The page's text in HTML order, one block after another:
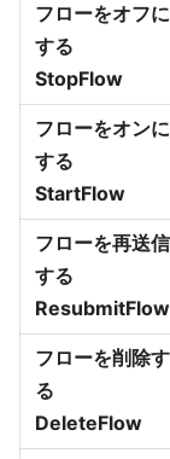
フローをオフに
する
StopFlow
フローをオンに
する
StartFlow
フローを再送信
する
ResubmitFlow
フローを削除す
る
DeleteFlow